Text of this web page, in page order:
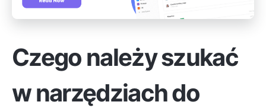
Czego należy szukać
w narzędziach do